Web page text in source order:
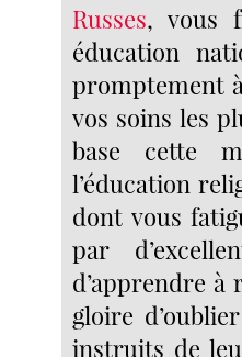
Russes, vous
éducation
promptement
vos soins les
base cette
l’éducation
dont vous
par
d’apprendre
gloire
instruits de